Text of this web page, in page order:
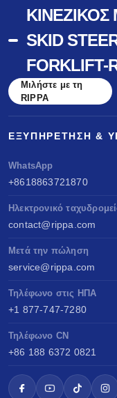
ΚΙΝΈΖΙΚΟΣ
SKID
FORKLIFT-
Μιλήστε με τη
RIPPA
ΕΞΥΠΗΡΈΤΗΣΗ &
WhatsApp
+8618863721870
Ηλεκτρονικό
contact@rippa.com
Μετά την πώληση
service@rippa.com
Τηλέφωνο στις ΗΠΑ
+1 877-747-7280
Τηλέφωνο CN
+86 188 6372 0821